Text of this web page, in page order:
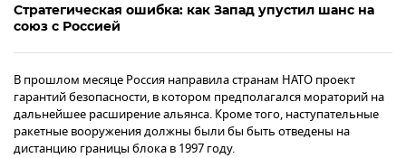
Стратегическая ошибка: как Запад упустил шанс на
союз с Россией
В прошлом месяце Россия направила странам НАТО проект
гарантий безопасности, в котором предполагался мораторий на
дальнейшее расширение альянса. Кроме того, наступательные
ракетные вооружения должны были бы быть отведены на
дистанцию границы блока в 1997 году.